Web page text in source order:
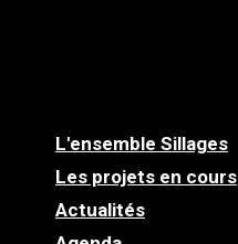
L'ensemble Sillages
Les projets en cours
Actualités